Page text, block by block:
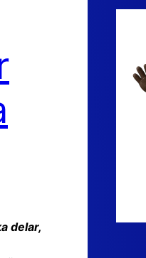
delar,